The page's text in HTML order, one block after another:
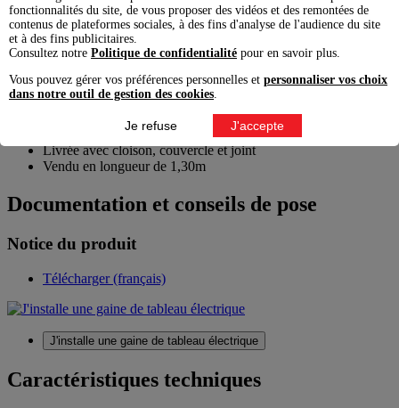
Télécharger
Caractéristiques produit
La GTL regroupe l'ensemble des équipements de protection,
de commande et de communication du logement : disjoncteur
d'abonné, tableau électrique, coffret multmédia…
Fixation directe des coffrets 13 modules sur la goulotte
Livrée avec cloison, couvercle et joint
Vendu en longueur de 1,30m
Documentation et conseils de pose
Notice du produit
Télécharger (français)
J'installe une gaine de tableau électrique
Caractéristiques techniques
fonctionnalités du site, de vous proposer des vidéos et des remontées de
contenus de plateformes sociales, à des fins d'analyse de l'audience du site
et à des fins publicitaires.
Consultez notre Politique de confidentialité pour en savoir plus.
Vous pouvez gérer vos préférences personnelles et personnaliser vos choix
dans notre outil de gestion des cookies
Je refuse J'accepte